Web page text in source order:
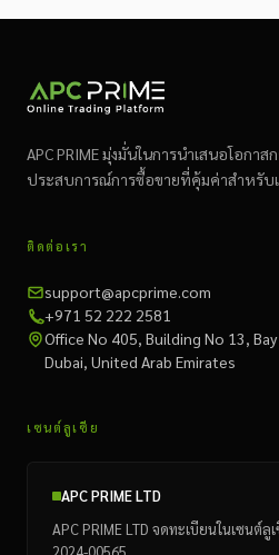
APC PRIME มุ่งมั่นในการนำเสนอโอก
ประสบการณ์การซื้อขายที่คุ้มค่าสำหรับ
ติดต่อเรา
support@apcprime.com
+971 52 222 2581
Office No 405, Building No 13,
Dubai, United Arab Emirates
เซนต์ลูเซีย
APC PRIME LTD
APC PRIME LTD จดทะเบียนในเซนต์
2024-00565